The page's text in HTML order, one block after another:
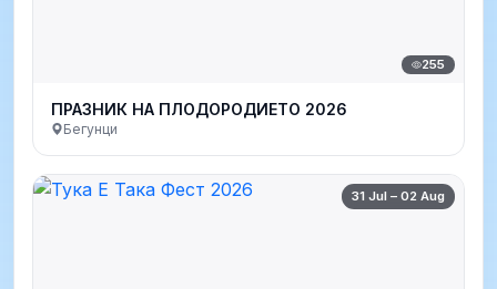
255
ПРАЗНИК НА ПЛОДОРОДИЕТО 2026
Бегунци
31 Jul – 02 Aug